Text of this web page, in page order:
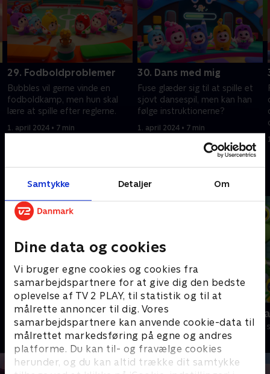
Samtykke Detaljer Om
Dine data og cookies
Vi bruger egne cookies og cookies fra
samarbejdspartnere for at give dig den bedste
oplevelse af TV 2 PLAY, til statistik og til at
målrette annoncer til dig. Vores
samarbejdspartnere kan anvende cookie-data til
målrettet markedsføring på egne og andres
platforme. Du kan til- og fravælge cookies
herunder, og du kan altid trække dit samtykke
29. Fodboldproblemer
Bubbles vil gerne vinde en
fodboldkamp, men hun skal
lære at spille efter reglerne.
1. april 2024 • 7 min
30. Dans med mig
Fuse glæder sig til at spille et
sjovt dansespil, men kan han
følge instruktionerne?
1. april 2024 • 7 min
Andre så også
Oddbods
Børneserier • 1 sæsoner
Geckos
Børneserier • 2